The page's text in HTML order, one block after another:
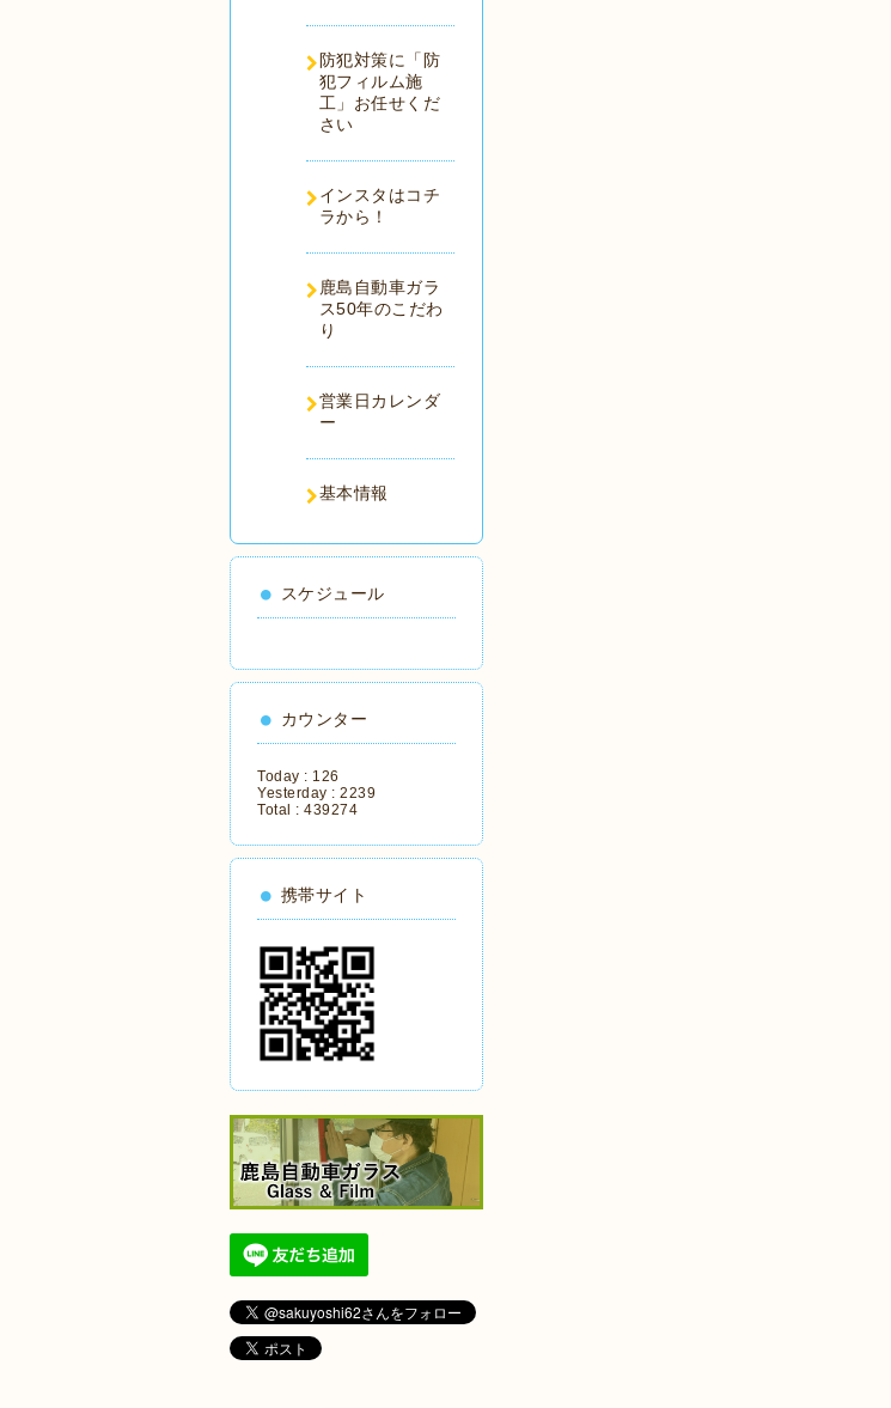
防犯対策に「防
犯フィルム施
工」お任せくだ
さい
インスタはコチ
ラから！
鹿島自動車ガラ
ス50年のこだわ
り
営業日カレンダ
ー
基本情報
スケジュール
カウンター
Today : 126
Yesterday : 2239
Total : 439274
携帯サイト